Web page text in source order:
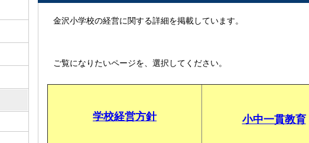
金沢小学校の経営に関する詳細を掲載しています。
ご覧になりたいページを、選択してください。
学校経営方針 小中一貫教育